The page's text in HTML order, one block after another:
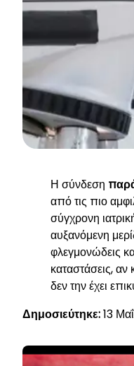
Η σύνδεση
από τις πιο
σύγχρονη
αυξανόμενη
φλεγμονώδεις
καταστάσεις, αν
δεν την έχει
Δημοσιεύτηκε:13